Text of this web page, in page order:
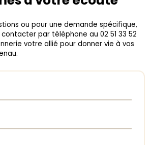
ou pour une demande spécifique,
contacter par téléphone au 02 51 33 52
votre allié pour donner vie à vos